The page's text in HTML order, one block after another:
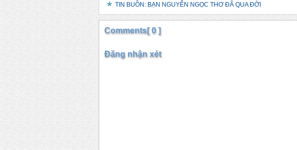
TIN BUỒN: BẠN NGUYỄN NGỌC THƠ ĐÃ QUA ĐỜI
Comments[ 0 ]
Đăng nhận xét